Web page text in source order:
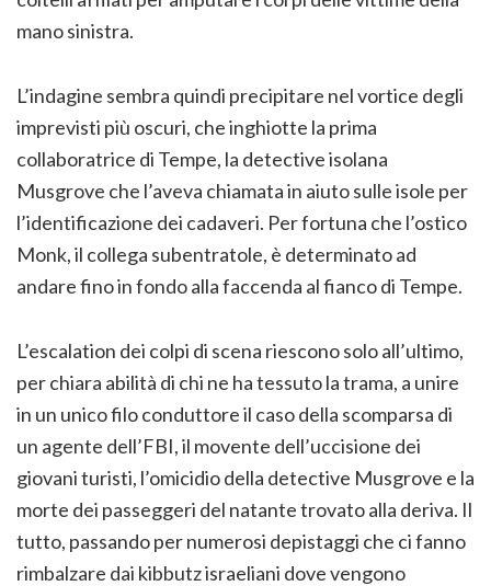
mano sinistra.
L’indagine sembra quindi precipitare nel vortice degli
imprevisti più oscuri, che inghiotte la prima
collaboratrice di Tempe, la detective isolana
Musgrove che l’aveva chiamata in aiuto sulle isole per
l’identificazione dei cadaveri. Per fortuna che l’ostico
Monk, il collega subentratole, è determinato ad
andare fino in fondo alla faccenda al fianco di Tempe.
L’escalation dei colpi di scena riescono solo all’ultimo,
per chiara abilità di chi ne ha tessuto la trama, a unire
in un unico filo conduttore il caso della scomparsa di
un agente dell’FBI, il movente dell’uccisione dei
giovani turisti, l’omicidio della detective Musgrove e la
morte dei passeggeri del natante trovato alla deriva. Il
tutto, passando per numerosi depistaggi che ci fanno
rimbalzare dai kibbutz israeliani dove vengono